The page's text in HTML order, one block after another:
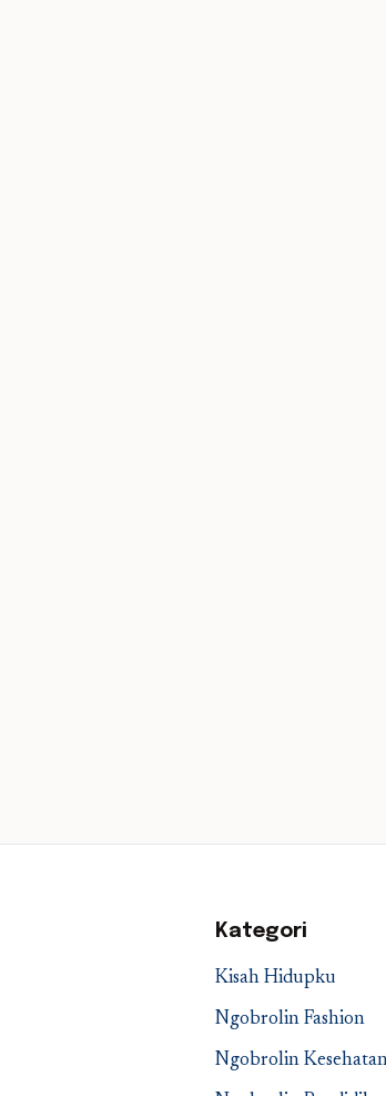
Kategori
Kisah Hidupku
Ngobrolin Fashion
Ngobrolin